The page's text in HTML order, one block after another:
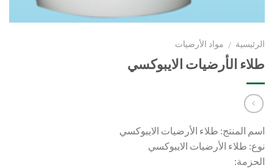
الرئيسية / مواد الأرضيات
طلاء الأرضيات الايبوكسي
اسم المنتج: طلاء الأرضيات الايبوكسي
نوع: طلاء الأرضيات الايبوكسي
الحزمة: